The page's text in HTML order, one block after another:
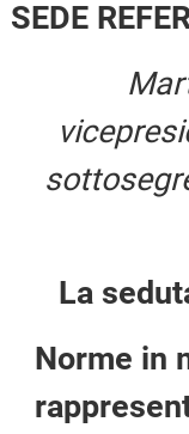
SEDE
La
Norme in